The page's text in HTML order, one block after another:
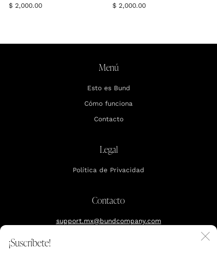
¡Suscríbete!
$ 2,000.00 $ 2,000.00
Menú
Esto es Bund
Cómo funciona
Contacto
Legal
Política de Privacidad
Contacto
support.mx@bundcompany.com